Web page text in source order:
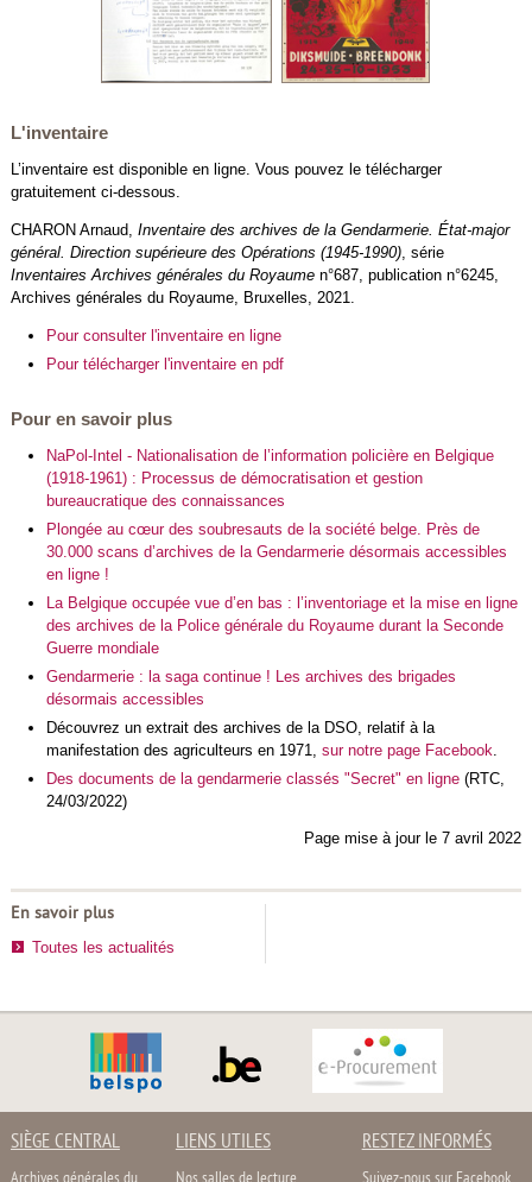
L'inventaire
L’inventaire est disponible en ligne. Vous pouvez le télécharger
gratuitement ci-dessous.
CHARON Arnaud, Inventaire des archives de la Gendarmerie. État-major
général. Direction supérieure des Opérations (1945-1990), série
Inventaires Archives générales du Royaume n°687, publication n°6245,
Archives générales du Royaume, Bruxelles, 2021.
Pour consulter l'inventaire en ligne
Pour télécharger l'inventaire en pdf
Pour en savoir plus
NaPol-Intel - Nationalisation de l’information policière en Belgique
(1918-1961) : Processus de démocratisation et gestion
bureaucratique des connaissances
Plongée au cœur des soubresauts de la société belge. Près de
30.000 scans d’archives de la Gendarmerie désormais accessibles
en ligne !
La Belgique occupée vue d’en bas : l’inventoriage et la mise en ligne
des archives de la Police générale du Royaume durant la Seconde
Guerre mondiale
Gendarmerie : la saga continue ! Les archives des brigades
désormais accessibles
Découvrez un extrait des archives de la DSO, relatif à la
manifestation des agriculteurs en 1971, sur notre page Facebook
Des documents de la gendarmerie classés "Secret" en ligne(RTC,
24/03/2022)
Page mise à jour le 7 avril 2022
En savoir plus
Toutes les actualités
SIÈGE CENTRAL LIENS UTILES RESTEZ INFORMÉS